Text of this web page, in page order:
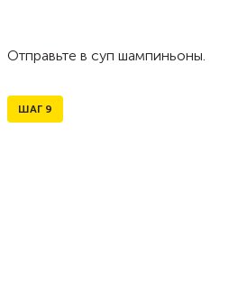
Отправьте в суп шампиньоны.
ШАГ 9